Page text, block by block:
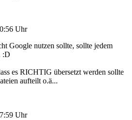
Uhr
Google nutzen sollte, sollte jedem
:D
es RICHTIG übersetzt werden sollte
aufteilt o.ä...
Uhr